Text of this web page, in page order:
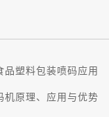
品塑料包装喷码应用
机原理、应用与优势